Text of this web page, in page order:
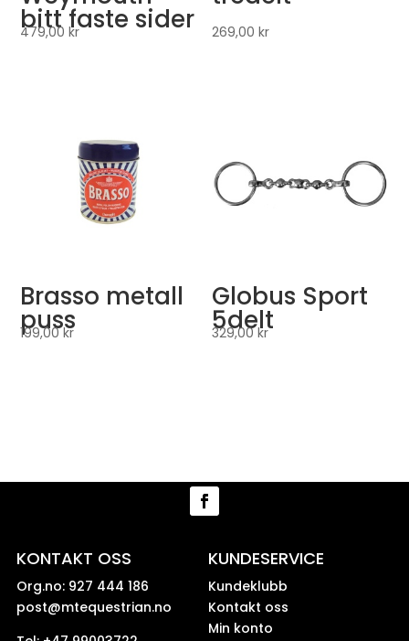
bitt faste sider
479,00kr 269,00kr
Brasso metall
puss
199,00kr
Globus Sport
5delt
329,00kr
KONTAKT OSS
Org.no: 927 444 186
post@mtequestrian.no
KUNDESERVICE
Kundeklubb
Kontakt oss
Min konto